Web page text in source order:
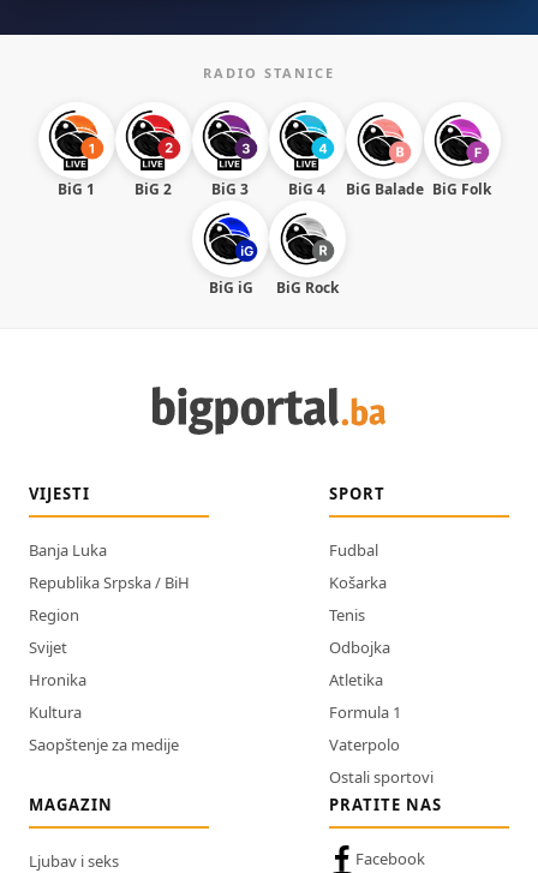
RADIO STANICE
BiG 1 BiG 2 BiG 3 BiG 4 BiG Balade BiG Folk
BiG iG BiG Rock
VIJESTI
Banja Luka
Republika Srpska / BiH
Region
Svijet
Hronika
Kultura
Saopštenje za medije
SPORT
Fudbal
Košarka
Tenis
Odbojka
Atletika
Formula 1
Vaterpolo
Ostali sportovi
MAGAZIN
Ljubav i seks
PRATITE NAS
Facebook